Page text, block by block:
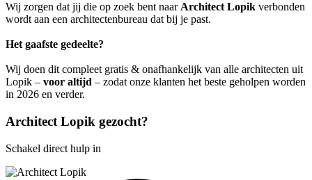
Wij zorgen dat jij die op zoek bent naar Architect Lopik verbonden
wordt aan een architectenbureau dat bij je past.
Het gaafste gedeelte?
Wij doen dit compleet gratis & onafhankelijk van alle architecten uit
Lopik – voor altijd – zodat onze klanten het beste geholpen worden
in 2026 en verder.
Architect Lopik gezocht?
Schakel direct hulp in